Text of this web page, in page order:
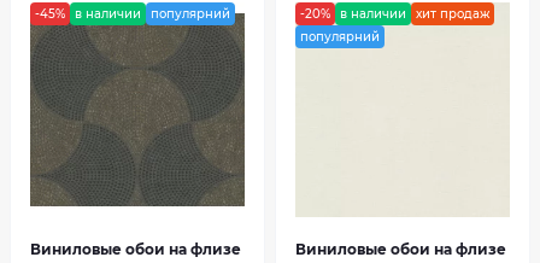
-45% в наличии популярний
Виниловые обои на флизе
-20% в наличии
хит продаж
популярний
Виниловые обои на флизе